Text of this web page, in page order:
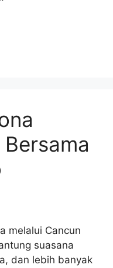
melalui Cancun
suasana
dan lebih banyak